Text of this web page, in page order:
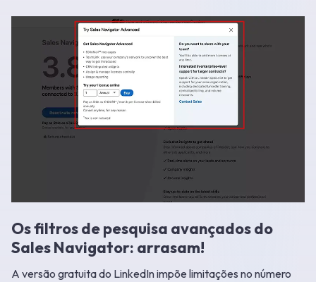
Os filtros de pesquisa avançados do
Sales Navigator: arrasam!
A versão gratuita do LinkedIn impõe limitações no número